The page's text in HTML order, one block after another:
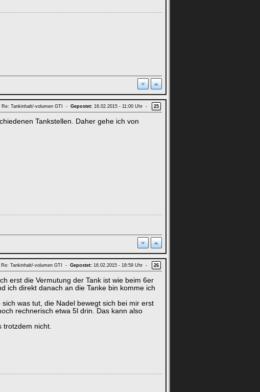
Re: Tankinhalt/-volumen GTI - Gepostet: 16.02.2015 - 11:00 Uhr - 25
Tankstellen. Daher gehe ich von
Re: Tankinhalt/-volumen GTI - Gepostet: 16.02.2015 - 18:59 Uhr - 26
erst die Vermutung der Tank ist wie beim 6er
ich direkt danach an die Tanke bin komme ich
was tut, die Nadel bewegt sich bei mir erst
rechnerisch etwa 5l drin. Das kann also
trotzdem nicht.